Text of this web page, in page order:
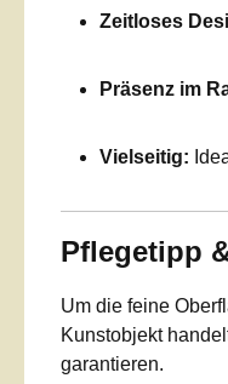
Zeitloses
Präsenz im
Vielseitig:
Pflegetipp
Um die feine
Kunstobjekt
garantieren.